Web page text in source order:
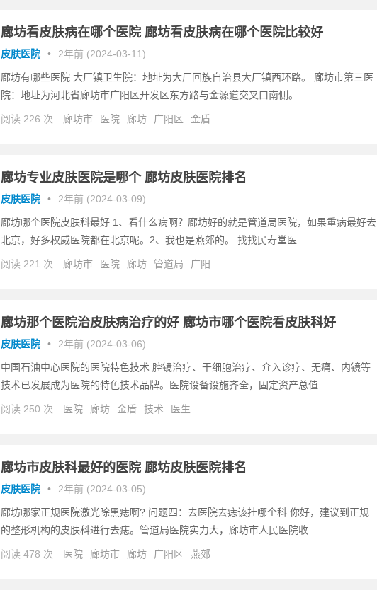
廊坊看皮肤病在哪个医院 廊坊看皮肤病在哪个医院比较好
皮肤医院 • 2年前 (2024-03-11)
廊坊有哪些医院 大厂镇卫生院：地址为大厂回族自治县大厂镇西环路。 廊坊市第三医
院：地址为河北省廊坊市广阳区开发区东方路与金源道交叉口南侧。...
阅读 226 次 廊坊市 医院 廊坊 广阳区 金盾
廊坊专业皮肤医院是哪个 廊坊皮肤医院排名
皮肤医院 • 2年前 (2024-03-09)
廊坊哪个医院皮肤科最好 1、看什么病啊？廊坊好的就是管道局医院，如果重病最好去
北京，好多权威医院都在北京呢。2、我也是燕郊的。 找找民寿堂医...
阅读 221 次 廊坊市 医院 廊坊 管道局 广阳
廊坊那个医院治皮肤病治疗的好 廊坊市哪个医院看皮肤科好
皮肤医院 • 2年前 (2024-03-06)
中国石油中心医院的医院特色技术 腔镜治疗、干细胞治疗、介入诊疗、无痛、内镜等
技术已发展成为医院的特色技术品牌。医院设备设施齐全，固定资产总值...
阅读 250 次 医院 廊坊 金盾 技术 医生
廊坊市皮肤科最好的医院 廊坊皮肤医院排名
皮肤医院 • 2年前 (2024-03-05)
廊坊哪家正规医院激光除黑痣啊? 问题四：去医院去痣该挂哪个科 你好，建议到正规
的整形机构的皮肤科进行去痣。管道局医院实力大，廊坊市人民医院收...
阅读 478 次 医院 廊坊市 廊坊 广阳区 燕郊